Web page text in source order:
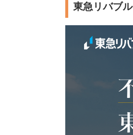
東急リバブル